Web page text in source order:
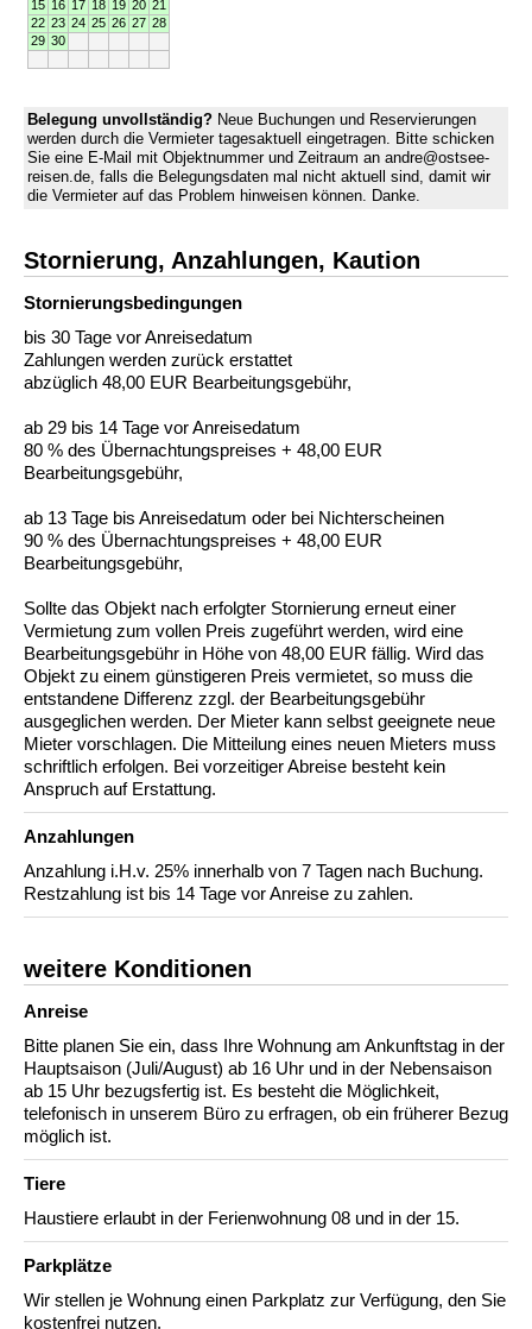
15 16 17 18 19 20 21
22 23 24 25 26 27 28
29 30
Belegung unvollständig? Neue Buchungen und Reservierungen
werden durch die Vermieter tagesaktuell eingetragen. Bitte schicken
Sie eine E-Mail mit Objektnummer und Zeitraum an andre@ostsee-
reisen.de, falls die Belegungsdaten mal nicht aktuell sind, damit wir
die Vermieter auf das Problem hinweisen können. Danke.
Stornierung, Anzahlungen, Kaution
Stornierungs­bedingungen
bis 30 Tage vor Anreisedatum
Zahlungen werden zurück erstattet
abzüglich 48,00 EUR Bearbeitungsgebühr,
ab 29 bis 14 Tage vor Anreisedatum
80 % des Übernachtungspreises + 48,00 EUR
Bearbeitungsgebühr,
ab 13 Tage bis Anreisedatum oder bei Nichterscheinen
90 % des Übernachtungspreises + 48,00 EUR
Bearbeitungsgebühr,
Sollte das Objekt nach erfolgter Stornierung erneut einer
Vermietung zum vollen Preis zugeführt werden, wird eine
Bearbeitungsgebühr in Höhe von 48,00 EUR fällig. Wird das
Objekt zu einem günstigeren Preis vermietet, so muss die
entstandene Differenz zzgl. der Bearbeitungsgebühr
ausgeglichen werden. Der Mieter kann selbst geeignete neue
Mieter vorschlagen. Die Mitteilung eines neuen Mieters muss
schriftlich erfolgen. Bei vorzeitiger Abreise besteht kein
Anspruch auf Erstattung.
Anzahlungen
Anzahlung i.H.v. 25% innerhalb von 7 Tagen nach Buchung.
Restzahlung ist bis 14 Tage vor Anreise zu zahlen.
weitere Konditionen
Anreise
Bitte planen Sie ein, dass Ihre Wohnung am Ankunftstag in der
Hauptsaison (Juli/August) ab 16 Uhr und in der Nebensaison
ab 15 Uhr bezugsfertig ist. Es besteht die Möglichkeit,
telefonisch in unserem Büro zu erfragen, ob ein früherer Bezug
möglich ist.
Tiere
Haustiere erlaubt in der Ferienwohnung 08 und in der 15.
Parkplätze
Wir stellen je Wohnung einen Parkplatz zur Verfügung, den Sie
kostenfrei nutzen.